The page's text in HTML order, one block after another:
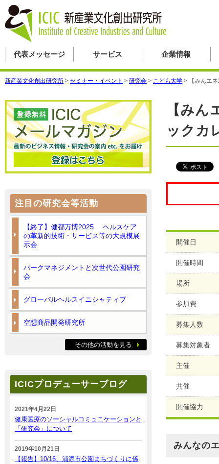
代表メッセージ サービス 企業情報
新産業文化創出研究所 > セミナー・イベント > 研究会 > こども大学 > 【みんエ
【み
ックカ
開催日
開催時間
場所
参加費
募集人数
募集対象者
主催
共催
開催協力
みんなの
注目の研究会等活動
【終了】健都万博2025 ヘルスケア
の革新的技術・サービス等の大規模展
示会
パークマネジメントと次世代公園研究
会
グローバルヘルスイニシャティブ
空想商品開発研究所
その他の活動を見る
ICICプロデューサーブログ
2021年4月22日
健康医療のソーシャルコミュニケーションと
「研究会」について
2019年10月21日
【報告】10/16、浦添市公園まちづくりに係